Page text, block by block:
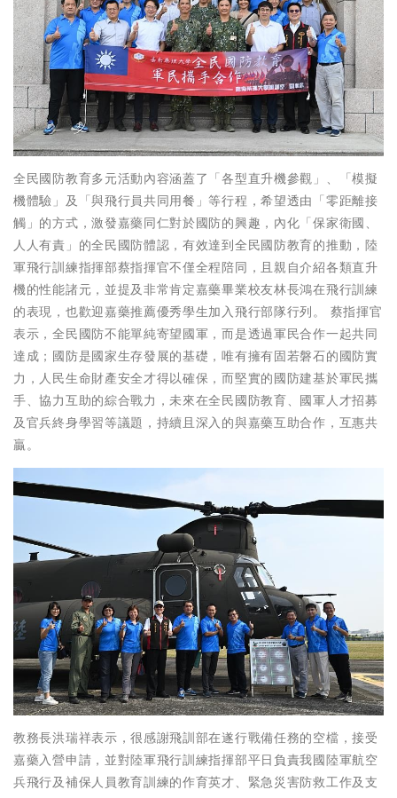
全民國防教育多元活動內容涵蓋了「各型直升機參觀」、「模擬
機體驗」及「與飛行員共同用餐」等行程，希望透由「零距離接
觸」的方式，激發嘉藥同仁對於國防的興趣，內化「保家衛國、
人人有責」的全民國防體認，有效達到全民國防教育的推動，陸
軍飛行訓練指揮部蔡指揮官不僅全程陪同，且親自介紹各類直升
機的性能諸元，並提及非常肯定嘉藥畢業校友林長鴻在飛行訓練
的表現，也歡迎嘉藥推薦優秀學生加入飛行部隊行列。 蔡指揮官
表示，全民國防不能單純寄望國軍，而是透過軍民合作一起共同
達成；國防是國家生存發展的基礎，唯有擁有固若磐石的國防實
力，人民生命財產安全才得以確保，而堅實的國防建基於軍民攜
手、協力互助的綜合戰力，未來在全民國防教育、國軍人才招募
及官兵終身學習等議題，持續且深入的與嘉藥互助合作，互惠共
贏。
教務長洪瑞祥表示，很感謝飛訓部在遂行戰備任務的空檔，接受
嘉藥入營申請，並對陸軍飛行訓練指揮部平日負責我國陸軍航空
兵飛行及補保人員教育訓練的作育英才、緊急災害防救工作及支